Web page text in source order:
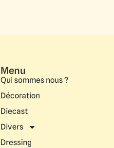
Menu
Qui sommes nous ?
Décoration
Diecast
Divers
Dressing